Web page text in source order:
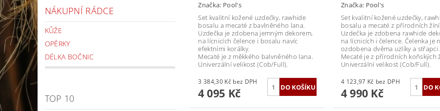
NÁKUPNÍ RÁDCE
KŮŽE
OPĚRKY
DÉLKA BOČNIC
TOP 10
Značka: Pool's
Set kvalitní kožené uzdečky, rawhide
bosalu a mecaté z bavlněného lana.
Uzdečka je zdobena jemným dekorem,
na lícnicích čelence i bosalu navíc
efektními korálky.
Mecaté je z měkkého balvněného lana.
Univerzální velikost (Cob/Full).
3 384,30 Kč bez DPH
4 095 Kč
Značka: Pool's
Set kvalitní kožené uzdečky,
bosalu a mecaté z přírodních
Uzdečka je zdobena rawhide
na lícnicích i čelence. Čelenka je
ozdobena dvěma uzlíky a střapci
Mecaté je z přírodních koňských
Univerzální velikost (Cob/Full).
4 123,97 Kč bez DPH
4 990 Kč